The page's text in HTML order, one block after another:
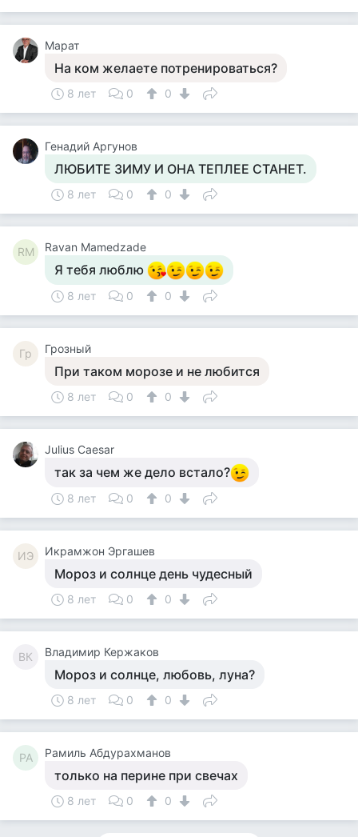
Марат
На ком желаете потренироваться?
8 лет 0 0
Генадий Аргунов
ЛЮБИТЕ ЗИМУ И ОНА ТЕПЛЕЕ СТАНЕТ.
8 лет 0 0
RM Ravan Mamedzade
Я тебя люблю
8 лет 0 0
Гр Грозный
При таком морозе и не любится
8 лет 0 0
Julius Caesar
так за чем же дело встало?
8 лет 0 0
ИЭ Икрамжон Эргашев
Мороз и солнце день чудесный
8 лет 0 0
ВК Владимир Кержаков
Мороз и солнце, любовь, луна?
8 лет 0 0
РА Рамиль Абдурахманов
только на перине при свечах
8 лет 0 0